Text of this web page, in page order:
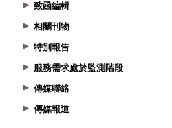
致函編輯
相關刊物
特別報告
服務需求處於監測階段
傳媒聯絡
傳媒報道